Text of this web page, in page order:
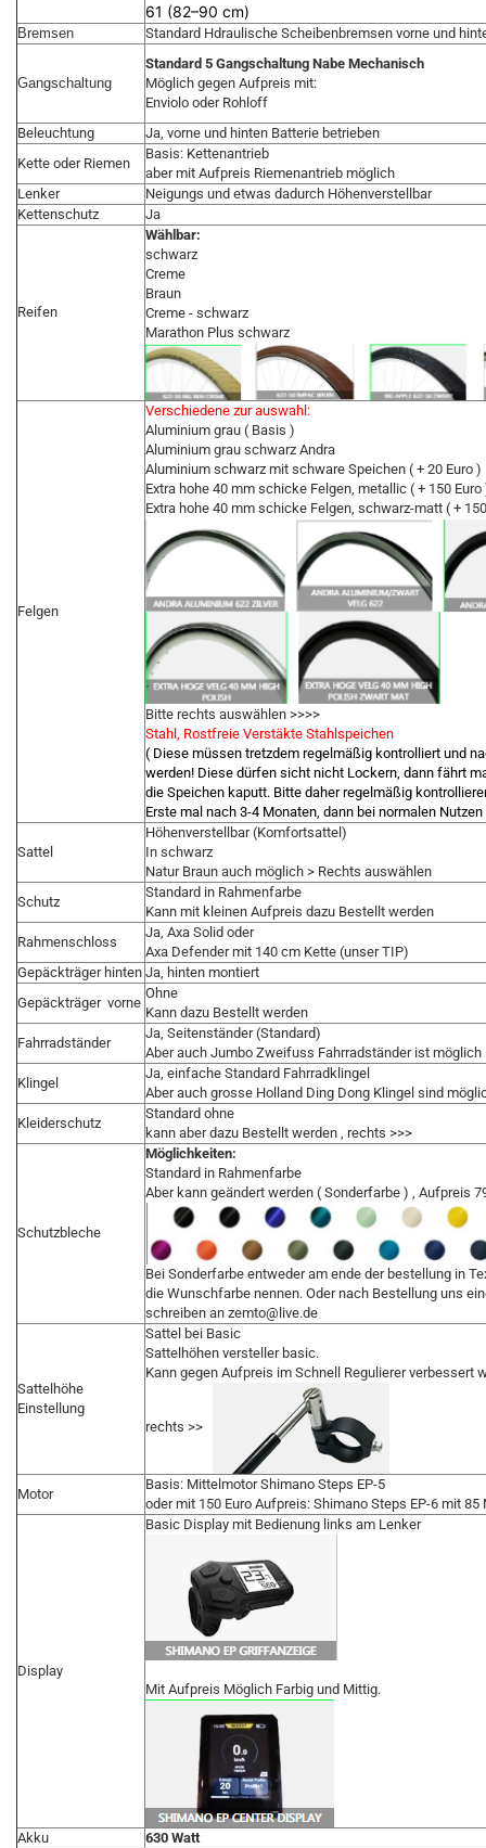
61 (82–90 cm)
Bremsen Standard Hdraulische Scheibenbremsen vorne und
Gangschaltung
Standard 5 Gangschaltung Nabe Mechanisch
Möglich gegen Aufpreis mit:
Enviolo oder Rohloff
Beleuchtung
Ja, vorne und hinten Batterie betrieben
Kette oder Riemen
Basis: Kettenantrieb
aber mit Aufpreis Riemenantrieb möglich
Lenker
Neigungs und etwas dadurch Höhenverstellbar
Kettenschutz
Ja
Reifen
Wählbar:
schwarz
Creme
Braun
Creme - schwarz
Marathon Plus schwarz
Felgen
Verschiedene zur auswahl:
Aluminium grau ( Basis )
Aluminium grau schwarz Andra
Aluminium schwarz mit schware Speichen ( + 20 Euro )
Extra hohe 40 mm schicke Felgen, metallic ( + 150 Euro
Extra hohe 40 mm schicke Felgen, schwarz-matt ( +
Bitte rechts auswählen >>>>
Stahl, Rostfreie Verstäkte Stahlspeichen
( Diese müssen tretzdem regelmäßig kontrolliert und
werden! Diese dürfen sicht nicht Lockern, dann fährt
die Speichen kaputt. Bitte daher regelmäßig
Erste mal nach 3-4 Monaten, dann bei normalen
Sattel
Höhenverstellbar (Komfortsattel)
In schwarz
Natur Braun auch möglich > Rechts auswählen
Schutz
Standard in Rahmenfarbe
Kann mit kleinen Aufpreis dazu Bestellt werden
Rahmenschloss
Ja, Axa Solid oder
Axa Defender mit 140 cm Kette (unser TIP)
Gepäckträger hinten Ja, hinten montiert
Gepäckträger vorne
Ohne
Kann dazu Bestellt werden
Fahrradständer
Ja, Seitenständer (Standard)
Aber auch Jumbo Zweifuss Fahrradständer ist möglich
Klingel
Ja, einfache Standard Fahrradklingel
Aber auch grosse Holland Ding Dong Klingel sind
Kleiderschutz
Standard ohne
kann aber dazu Bestellt werden , rechts >>>
Schutzbleche
Möglichkeiten:
Standard in Rahmenfarbe
Aber kann geändert werden ( Sonderfarbe ) , Aufpreis
Bei Sonderfarbe entweder am ende der bestellung in
die Wunschfarbe nennen. Oder nach Bestellung uns
schreiben an zemto@live.de
Sattelhöhe
Einstellung
Sattel bei Basic
Sattelhöhen versteller basic.
Kann gegen Aufpreis im Schnell Regulierer verbessert
rechts >>
Motor
Basis: Mittelmotor Shimano Steps EP-5
oder mit 150 Euro Aufpreis: Shimano Steps EP-6 mit 85
Display
Basic Display mit Bedienung links am Lenker
Mit Aufpreis Möglich Farbig und Mittig.
Akku 630 Watt